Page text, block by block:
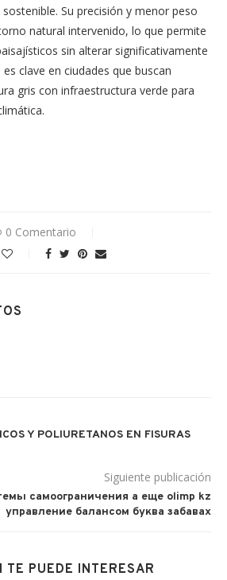
Su precisión y menor peso
natural intervenido, lo que permite
sin alterar significativamente
clave en ciudades que buscan
gris con infraestructura verde para
0 Comentario
Y POLIURETANOS EN FISURAS
Siguiente publicación
самоограничения а еще olimp kz
управление балансом буква забавах
TE PUEDE INTERESAR